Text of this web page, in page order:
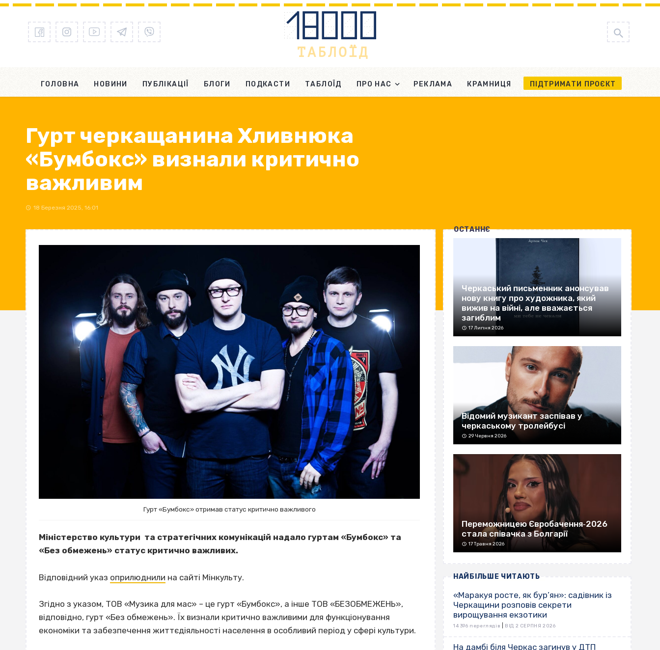
ГОЛОВНА НОВИНИ ПУБЛІКАЦІЇ БЛОГИ ПОДКАСТИ ТАБЛОЇД ПРО НАС РЕКЛАМА КРАМНИЦЯ ПІДТРИМАТИ ПРОЄКТ
Гурт черкащанина Хливнюка
«Бумбокс» визнали критично
важливим
18 Березня 2025, 16:01
Гурт «Бумбокс» отримав статус критично важливого
Міністерство культури та стратегічних комунікацій надало гуртам «Бумбокс» та
«Без обмежень» статус критично важливих.
Відповідний указ оприлюднили на сайті Мінкульту.
Згідно з указом, ТОВ «Музика для мас» – це гурт «Бумбокс», а інше ТОВ «БЕЗОБМЕЖЕНЬ»,
відповідно, гурт «Без обмежень». Їх визнали критично важливими для функціонування
економіки та забезпечення життєдіяльності населення в особливий період у сфері культури.
ОСТАННЄ
Черкаський письменник анонсував
нову книгу про художника, який
вижив на війні, але вважається
загиблим
17 Липня 2026
Відомий музикант заспівав у
черкаському тролейбусі
29 Червня 2026
Переможницею Євробачення‐2026
стала співачка з Болгарії
17 Травня 2026
НАЙБІЛЬШЕ ЧИТАЮТЬ
«Маракуя росте, як бур’ян»: садівник із
Черкащини розповів секрети
вирощування екзотики
14 396 переглядів ВІД 2 СЕРПНЯ 2026
На дамбі біля Черкас загинув у ДТП